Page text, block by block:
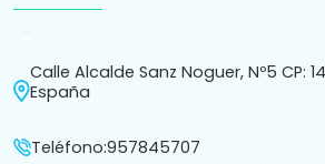
Calle Alcalde Sanz Noguer, Nº5 CP:
España
Teléfono:957845707